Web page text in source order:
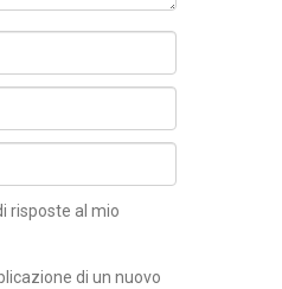
risposte al mio
di un nuovo